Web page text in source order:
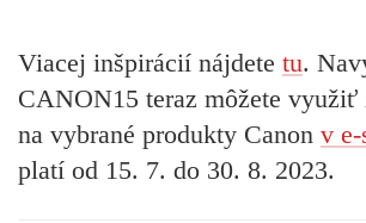
Viacej inšpirácií nájdete tu.
CANON15 teraz môžete
na vybrané produkty Canon v
platí od 15. 7. do 30. 8. 2023.